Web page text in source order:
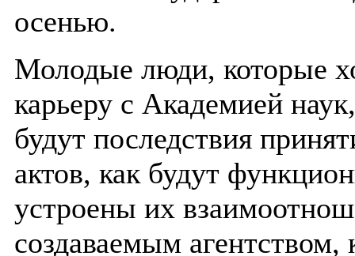
осенью.
Молодые люди, которые
карьеру с Академией
будут последствия
актов, как будут
устроены их
создаваемым